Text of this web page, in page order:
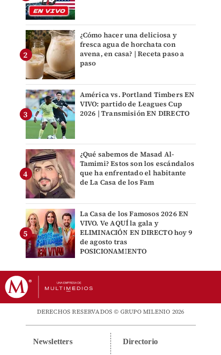
¿Cómo hacer una deliciosa y
fresca agua de horchata con
avena, en casa? | Receta paso a
paso
América vs. Portland Timbers EN
VIVO: partido de Leagues Cup
2026 | Transmisión EN DIRECTO
¿Qué sabemos de Masad Al-
Tamimi? Estos son los escándalos
que ha enfrentado el habitante
de La Casa de los Fam
La Casa de los Famosos 2026 EN
VIVO. Ve AQUÍ la gala y
ELIMINACIÓN EN DIRECTO hoy 9
de agosto tras
POSICIONAMIENTO
DERECHOS RESERVADOS © GRUPO MILENIO 2026
Newsletters Directorio